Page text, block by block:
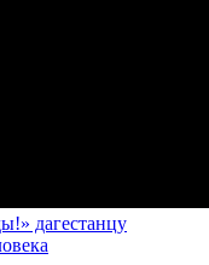
дагестанцу